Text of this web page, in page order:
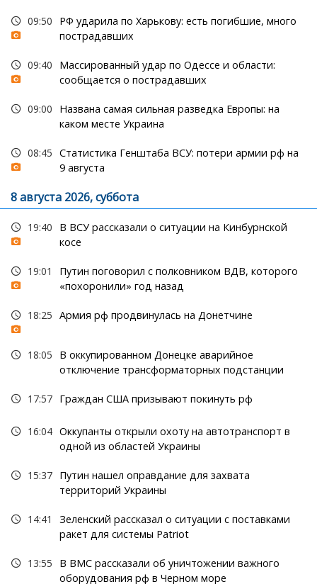
09:50
РФ ударила по Харькову: есть погибшие, много
пострадавших
09:40
Массированный удар по Одессе и области:
сообщается о пострадавших
09:00
Названа самая сильная разведка Европы: на
каком месте Украина
08:45 Статистика Генштаба ВСУ: потери армии рф на
9 августа
8 августа 2026, суббота
19:40
В ВСУ рассказали о ситуации на Кинбурнской
косе
19:01
Путин поговорил с полковником ВДВ, которого
«похоронили» год назад
18:25 Армия рф продвинулась на Донетчине
18:05
В оккупированном Донецке аварийное
отключение трансформаторных подстанции
17:57 Граждан США призывают покинуть рф
16:04 Оккупанты открыли охоту на автотранспорт в
одной из областей Украины
15:37 Путин нашел оправдание для захвата
территорий Украины
14:41
Зеленский рассказал о ситуации с поставками
ракет для системы Patriot
13:55
В ВМС рассказали об уничтожении важного
оборудования рф в Черном море